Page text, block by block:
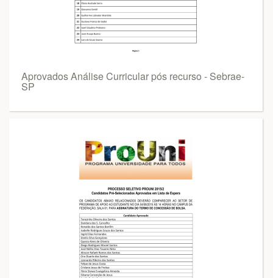
Aprovados Análise Curricular pós recurso - Sebrae-
SP